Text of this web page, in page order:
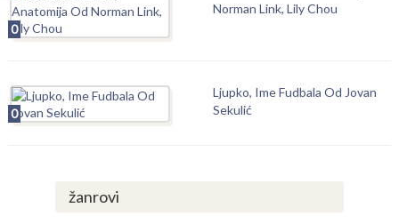
0
Norman Link, Lily Chou
0
Ljupko, Ime Fudbala Od Jovan
Sekulić
žanrovi